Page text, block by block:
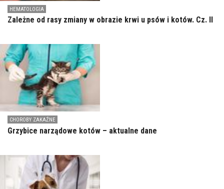
HEMATOLOGIA
Zależne od rasy zmiany w obrazie krwi u psów i kotów. Cz. II
CHOROBY ZAKAŹNE
Grzybice narządowe kotów – aktualne dane